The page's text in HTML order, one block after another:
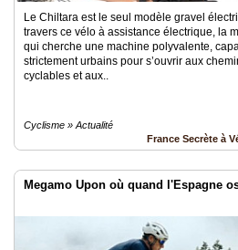
Le Chiltara est le seul modèle gravel
travers ce vélo à assistance électrique, la
qui cherche une machine polyvalente,
strictement urbains pour s’ouvrir aux
cyclables et aux..
Cyclisme » Actualité
France Secrète à
Megamo Upon où quand l'Espagne